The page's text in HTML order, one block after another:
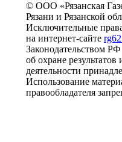
© ООО «Рязанская
Рязани и Рязанской
Исключительные
на интернет-сайте
Законодательством РФ
об охране результатов
деятельности
Использование
правообладателя